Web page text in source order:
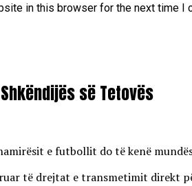
in this browser for the next time I
së Tetovës
e futbollit do të kenë
të drejtat e transmetimit direkt